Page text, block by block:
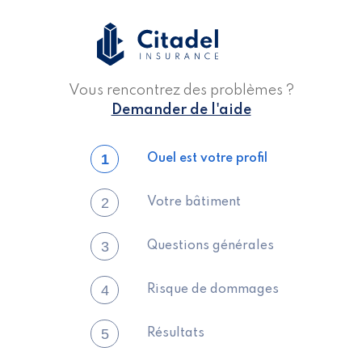
Vous rencontrez des problèmes ?
Demander de l'aide
1 Ouel est votre profil
2 Votre bâtiment
3 Questions générales
4 Risque de dommages
5 Résultats